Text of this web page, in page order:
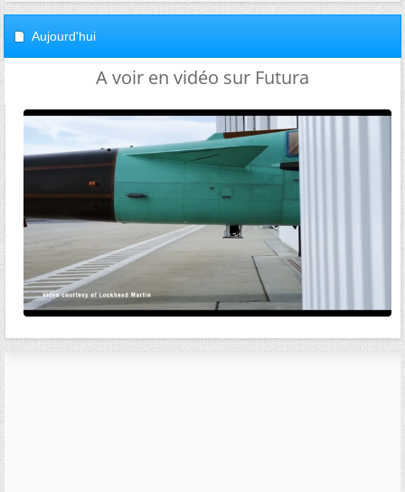
Aujourd'hui
A voir en vidéo sur Futura